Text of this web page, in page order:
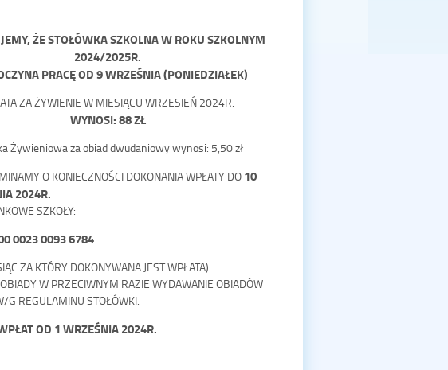
ŻE STOŁÓWKA SZKOLNA W ROKU SZKOLNYM
2024/2025R.
PRACĘ OD 9 WRZEŚNIA (PONIEDZIAŁEK)
ZA ŻYWIENIE W MIESIĄCU WRZESIEŃ 2024R.
WYNOSI: 88 ZŁ
Żywieniowa za obiad dwudaniowy wynosi: 5,50 zł
O KONIECZNOŚCI DOKONANIA WPŁATY DO 10
2024R.
SZKOŁY:
0023 0093 6784
ZA KTÓRY DOKONYWANA JEST WPŁATA)
W PRZECIWNYM RAZIE WYDAWANIE OBIADÓW
G REGULAMINU STOŁÓWKI.
OD 1 WRZEŚNIA 2024R.